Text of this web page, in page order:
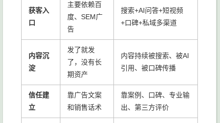
获客入
口
主要依赖百
度、SEM广
告
搜索+AI问答+短视频
+口碑+私域多渠道
内容沉
淀
发了就发
了，没有长
期资产
内容持续被搜索、被AI
引用、被口碑传播
信任建
立
靠广告文案
和销售话术
靠案例、口碑、专业输
出、第三方评价